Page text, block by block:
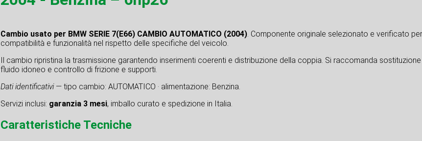
Cambio usato per BMW SERIE 7(E66) CAMBIO AUTOMATICO (2004). Componente originale selezionato e verificato per
compatibilità e funzionalità nel rispetto delle specifiche del veicolo.
Il cambio ripristina la trasmissione garantendo inserimenti coerenti e distribuzione della coppia. Si raccomanda sostituzione
fluido idoneo e controllo di frizione e supporti.
Dati identificativi— tipo cambio: AUTOMATICO · alimentazione: Benzina.
Servizi inclusi: garanzia 3 mesi, imballo curato e spedizione in Italia.
Caratteristiche Tecniche